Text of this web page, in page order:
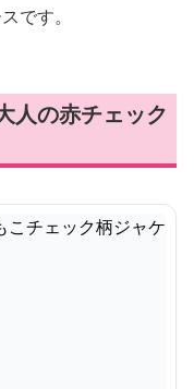
です。
人の赤チェック